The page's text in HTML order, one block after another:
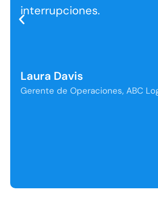
interrupciones.
Laura Davis
Gerente de Operaciones, ABC